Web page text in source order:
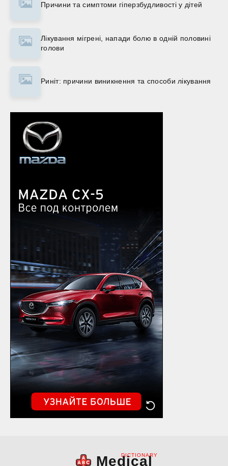
Причини та симптоми гіперзбудливості у дітей
Лікування мігрені, напади болю в одній половині
голови
Риніт: причини виникнення та способи лікування
Medical
DICTIONARY